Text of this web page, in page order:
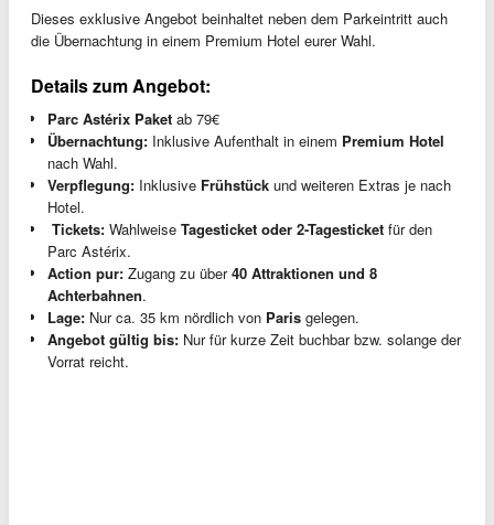
Dieses exklusive Angebot beinhaltet neben dem Parkeintritt auch
die Übernachtung in einem Premium Hotel eurer Wahl.
Details zum Angebot:
Parc Astérix Paket ab 79€
Übernachtung: Inklusive Aufenthalt in einem Premium Hotel
nach Wahl.
Verpflegung: Inklusive Frühstück und weiteren Extras je nach
Hotel.
️ Tickets: Wahlweise Tagesticket oder 2-Tagesticket für den
Parc Astérix.
Action pur: Zugang zu über40 Attraktionen und 8
Achterbahnen.
Lage: Nur ca. 35 km nördlich von Paris gelegen.
Angebot gültig bis: Nur für kurze Zeit buchbar bzw. solange der
Vorrat reicht.